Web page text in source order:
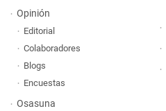
Opinión
Editorial
Colaboradores
Blogs
Encuestas
Osasuna